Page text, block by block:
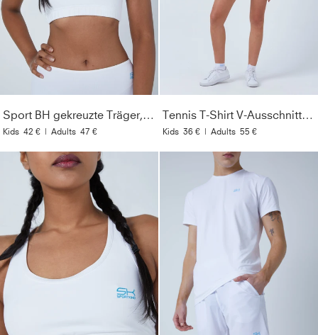
Sport BH gekreuzte Träger, weiß
Kids 42 € | Adults 47 €
Tennis T-Shirt V-Ausschnitt Damen & Mädchen, weiß
Kids 36 € | Adults 55 €